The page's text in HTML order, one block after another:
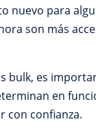
nuevo para
son más
es
en
con confianza.